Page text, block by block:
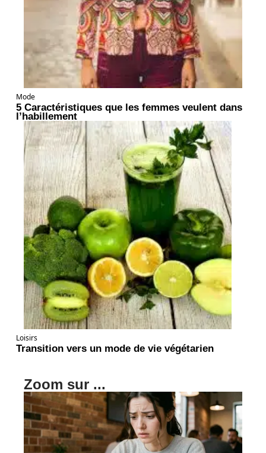
Mode
5 Caractéristiques que les femmes veulent dans
l’habillement
Loisirs
Transition vers un mode de vie végétarien
Zoom sur ...